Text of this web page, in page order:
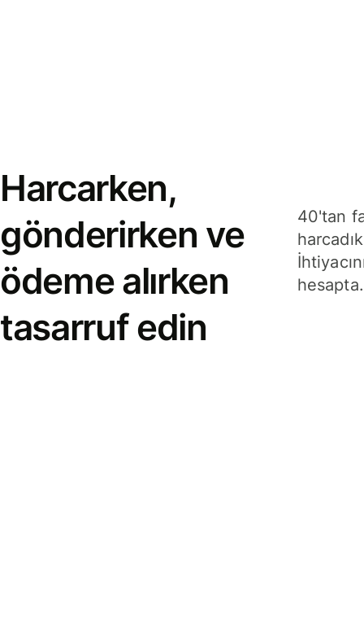
Harcarken,
gönderirken ve
ödeme alırken
tasarruf edin
40'tan
hesapta.